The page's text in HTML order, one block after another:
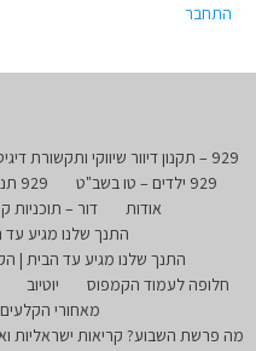
התחבר
929 – תקנון דיוור שיווקי ותקשורת דיגיטלית
929 ילדים – טו בשב"ט
929 תנך – דף הבית
אודות
דור – תוכניות
התנך שלנו מגיע עד
התנך שלנו מגיע עד הבית |
חלופה לעמוד הקמפוס
יוטיוב
מאחורי הקלעים
מה פרשת השבוע? קריאות ישראליות